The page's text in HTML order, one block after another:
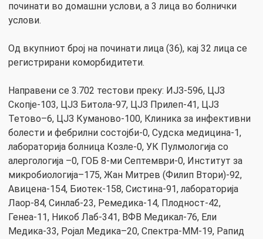
починати во домашни услови, а 3 лица во болнички
услови.
Од вкупниот број на починати лица (36), кај 32 лица се
регистрирани коморбидитети.
Направени се 3.702 тестови преку: ИЈЗ-596, ЦЈЗ
Скопје-103, ЦЈЗ Битола-97, ЦЈЗ Прилеп-41, ЦЈЗ
Тетово–6, ЦЈЗ Куманово-100, Клиника за инфективни
болести и фебрилни состојби-0, Судска медицина-1,
лабораторија болница Козле-0, УК Пулмологија со
алергологија –0, ГОБ 8-ми Септември-0, Институт за
микробиологија–175, Жан Митрев (Филип Втори)-92,
Авицена-154, Биотек-158, Систина-91, лабораторија
Лаор-84, Синлаб-23, Ремедика-14, Плодност-42,
Генеа-11, Никоб Лаб-341, ВФВ Медикал-76, Ели
Медика-33, Ројал Медика–20, Спектра-ММ-19, Рапид